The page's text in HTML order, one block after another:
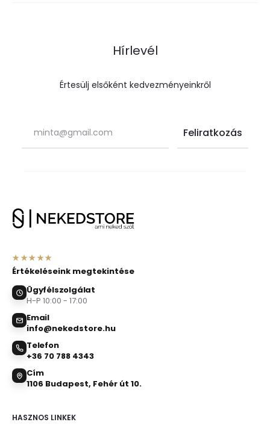
Hírlevél
Értesülj elsőként kedvezményeinkről
★★★★★
Értékeléseink megtekintése
Ügyfélszolgálat
H-P 10:00 - 17:00
Email
info@nekedstore.hu
Telefon
+36 70 788 4343
Cím
1106 Budapest, Fehér út 10.
HASZNOS LINKEK